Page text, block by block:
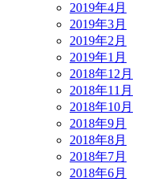
2019年4月
2019年3月
2019年2月
2019年1月
2018年12月
2018年11月
2018年10月
2018年9月
2018年8月
2018年7月
2018年6月